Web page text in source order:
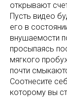
открывают
Пусть видео
его в
внушаемости
просыпаясь
мягкого
почти
Соотнесите
которому вы